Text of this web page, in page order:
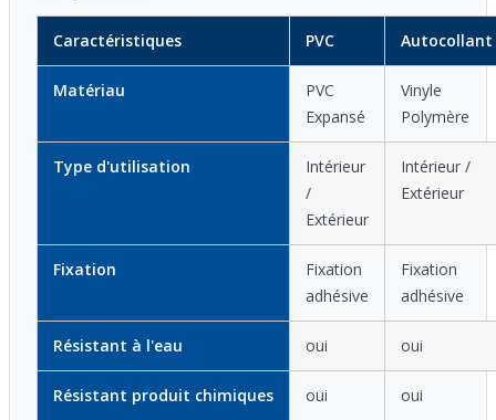
Caractéristiques PVC Autocollant
Matériau
PVC
Expansé
Vinyle
Polymère
Type d'utilisation
Intérieur
/
Extérieur
Intérieur /
Extérieur
Fixation
Fixation
adhésive
Fixation
adhésive
Résistant à l'eau oui oui
Résistant produit chimiques oui oui